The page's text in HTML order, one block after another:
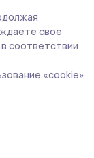
свое
соответствии
«cookie»